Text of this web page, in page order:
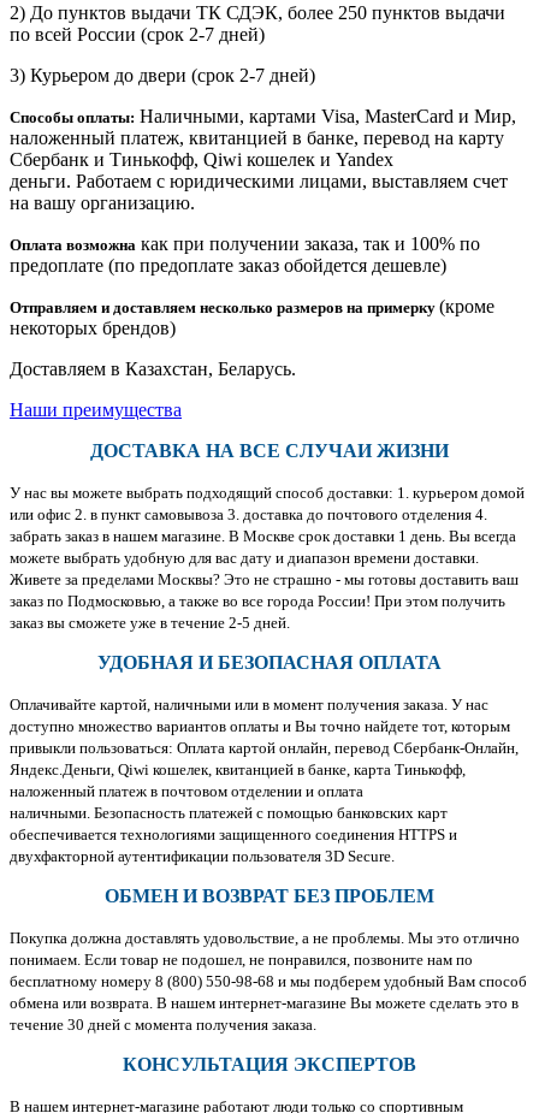
2) До пунктов выдачи ТК СДЭК, более 250 пунктов выдачи
по всей России (срок 2-7 дней)
3) Курьером до двери (срок 2-7 дней)
Способы оплаты: Наличными, картами Visa, MasterCard и Мир,
наложенный платеж, квитанцией в банке, перевод на карту
Сбербанк и Тинькофф, Qiwi кошелек и Yandex
деньги. Работаем с юридическими лицами, выставляем счет
на вашу организацию.
Оплата возможна как при получении заказа, так и 100% по
предоплате (по предоплате заказ обойдется дешевле)
Отправляем и доставляем несколько размеров на примерку (кроме
некоторых брендов)
Доставляем в Казахстан, Беларусь.
Наши преимущества
ДОСТАВКА НА ВСЕ СЛУЧАИ ЖИЗНИ
У нас вы можете выбрать подходящий способ доставки: 1. курьером домой
или офис 2. в пункт самовывоза 3. доставка до почтового отделения 4.
забрать заказ в нашем магазине. В Москве срок доставки 1 день. Вы всегда
можете выбрать удобную для вас дату и диапазон времени доставки.
Живете за пределами Москвы? Это не страшно - мы готовы доставить ваш
заказ по Подмосковью, а также во все города России! При этом получить
заказ вы сможете уже в течение 2-5 дней.
УДОБНАЯ И БЕЗОПАСНАЯ ОПЛАТА
Оплачивайте картой, наличными или в момент получения заказа. У нас
доступно множество вариантов оплаты и Вы точно найдете тот, которым
привыкли пользоваться: Оплата картой онлайн, перевод Сбербанк-Онлайн,
Яндекс.Деньги, Qiwi кошелек, квитанцией в банке, карта Тинькофф,
наложенный платеж в почтовом отделении и оплата
наличными. Безопасность платежей с помощью банковских карт
обеспечивается технологиями защищенного соединения HTTPS и
двухфакторной аутентификации пользователя 3D Secure.
ОБМЕН И ВОЗВРАТ БЕЗ ПРОБЛЕМ
Покупка должна доставлять удовольствие, а не проблемы. Мы это отлично
понимаем. Если товар не подошел, не понравился, позвоните нам по
бесплатному номеру 8 (800) 550-98-68 и мы подберем удобный Вам способ
обмена или возврата. В нашем интернет-магазине Вы можете сделать это в
течение 30 дней с момента получения заказа.
КОНСУЛЬТАЦИЯ ЭКСПЕРТОВ
В нашем интернет-магазине работают люди только со спортивным